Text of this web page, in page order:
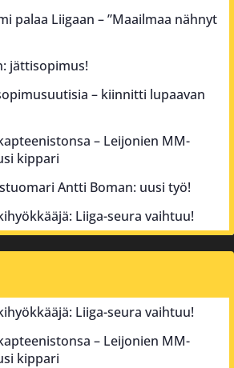
palaa Liigaan – ”Maailmaa nähnyt
jättisopimus!
– kiinnitti lupaavan
– Leijonien MM-
kippari
Antti Boman: uusi työ!
Liiga-seura vaihtuu!
Liiga-seura vaihtuu!
– Leijonien MM-
kippari